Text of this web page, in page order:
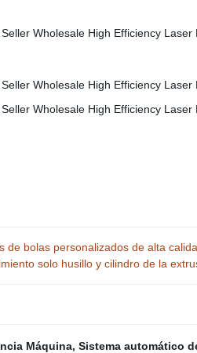
de bolas personalizados de alta
solo husillo y cilindro de la
Máquina, Sistema automático